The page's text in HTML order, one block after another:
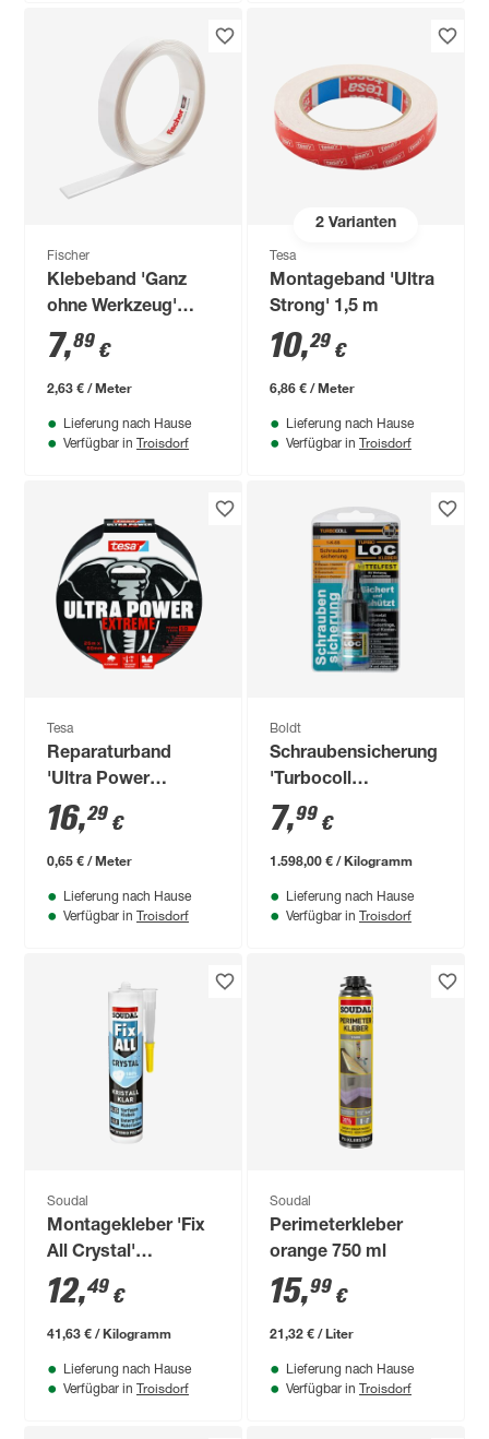
Fischer
Klebeband 'Ganz
ohne Werkzeug'
doppelseitig 19 mm
x 3 m
7,89 €
2,63 € / Meter
Lieferung nach Hause
Verfügbar in Troisdorf
2Varianten
Tesa
Montageband 'Ultra
Strong' 1,5 m
10,29 €
6,86 € / Meter
Lieferung nach Hause
Verfügbar in Troisdorf
Tesa
Reparaturband
'Ultra Power
Extreme' schwarz 50
mm x 25 m
16,29 €
0,65 € / Meter
Lieferung nach Hause
Verfügbar in Troisdorf
Boldt
Schraubensicherung
'Turbocoll
TurboLOC'
mittelfest 5 g
7,99 €
1.598,00 € / Kilogramm
Lieferung nach Hause
Verfügbar in Troisdorf
Soudal
Montagekleber 'Fix
All Crystal'
transparent 300 g
12,49 €
41,63 € / Kilogramm
Lieferung nach Hause
Verfügbar in Troisdorf
Soudal
Perimeterkleber
orange 750 ml
15,99 €
21,32 € / Liter
Lieferung nach Hause
Verfügbar in Troisdorf